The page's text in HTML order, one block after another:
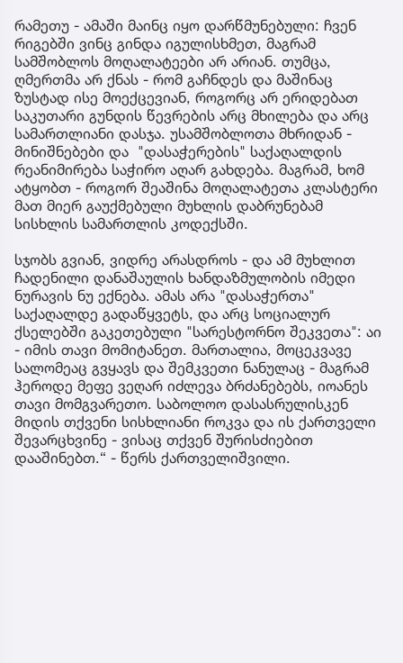
რამეთუ - ამაში მაინც იყო დარწმუნებული: ჩვენ
რიგებში ვინც გინდა იგულისხმეთ, მაგრამ
სამშობლოს მოღალატეები არ არიან. თუმცა,
ღმერთმა არ ქნას - რომ გაჩნდეს და მაშინაც
ზუსტად ისე მოექცევიან, როგორც არ ერიდებათ
საკუთარი გუნდის წევრების არც მხილება და არც
სამართლიანი დასჯა. უსამშობლოთა მხრიდან -
მინიშნებები და "დასაჭერების" საქაღალდის
რეანიმირება საჭირო აღარ გახდება. მაგრამ, ხომ
ატყობთ - როგორ შეაშინა მოღალატეთა კლასტერი
მათ მიერ გაუქმებული მუხლის დაბრუნებამ
სისხლის სამართლის კოდექსში.
სჯობს გვიან, ვიდრე არასდროს - და ამ მუხლით
ჩადენილი დანაშაულის ხანდაზმულობის იმედი
ნურავის ნუ ექნება. ამას არა "დასაჭერთა"
საქაღალდე გადაწყვეტს, და არც სოციალურ
ქსელებში გაკეთებული "სარესტორნო შეკვეთა": აი
- იმის თავი მომიტანეთ. მართალია, მოცეკვავე
სალომეაც გვყავს და შემკვეთი ნანულაც - მაგრამ
ჰეროდე მეფე ვეღარ იძლევა ბრძანებებს, იოანეს
თავი მომგვარეთო. საბოლოო დასასრულისკენ
მიდის თქვენი სისხლიანი როკვა და ის ქართველი
შევარცხვინე - ვისაც თქვენ შურისძიებით
დააშინებთ.“ - წერს ქართველიშვილი.